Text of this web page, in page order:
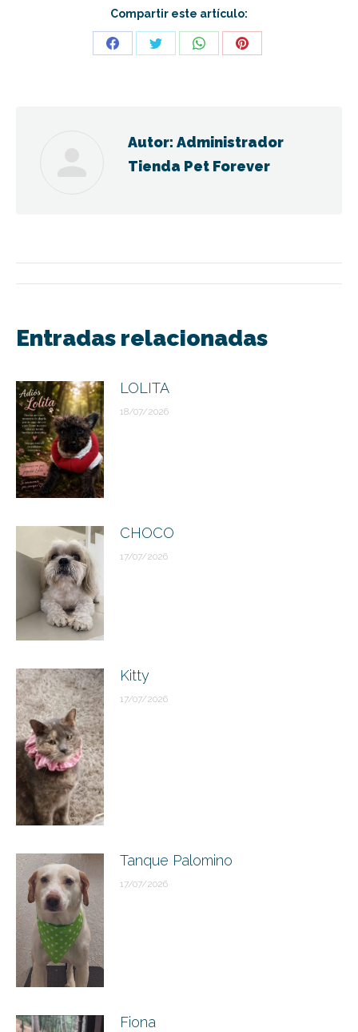
Compartir este artículo:
Share
Share
Share
Share
Autor: Administrador
Tienda Pet Forever
Navegación
entre
Entradas relacionadas
LOLITA
18/07/2026
CHOCO
17/07/2026
Kitty
17/07/2026
Tanque Palomino
17/07/2026
Fiona